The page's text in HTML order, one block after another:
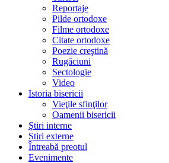
Reportaje
Pilde ortodoxe
Filme ortodoxe
Citate ortodoxe
Poezie creştină
Rugăciuni
Sectologie
Video
Istoria bisericii
Vieţile sfinţilor
Oamenii bisericii
Ştiri interne
Știri externe
Întreabă preotul
Evenimente